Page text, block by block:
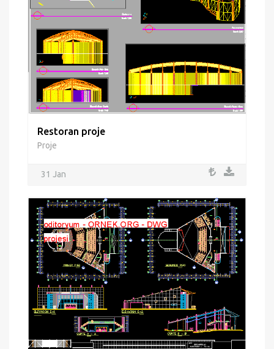
Restoran proje
Proje
31 Jan